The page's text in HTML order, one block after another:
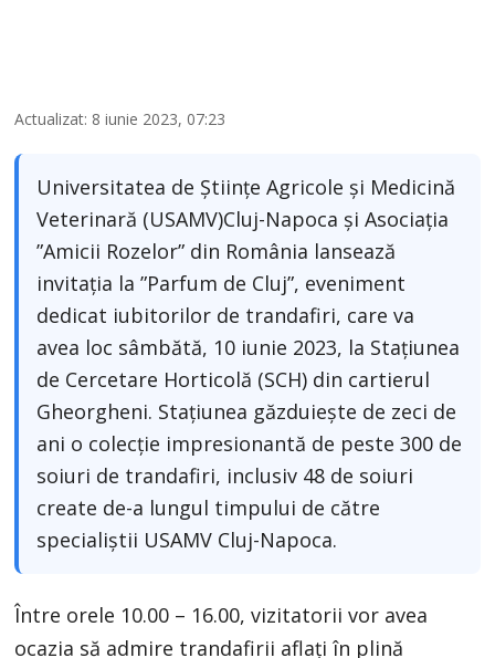
Actualizat: 8 iunie 2023, 07:23
Universitatea de Științe Agricole și Medicină
Veterinară (USAMV)Cluj-Napoca și Asociația
”Amicii Rozelor” din România lansează
invitația la ”Parfum de Cluj”, eveniment
dedicat iubitorilor de trandafiri, care va
avea loc sâmbătă, 10 iunie 2023, la Stațiunea
de Cercetare Horticolă (SCH) din cartierul
Gheorgheni. Stațiunea găzduiește de zeci de
ani o colecție impresionantă de peste 300 de
soiuri de trandafiri, inclusiv 48 de soiuri
create de-a lungul timpului de către
specialiștii USAMV Cluj-Napoca.
Între orele 10.00 – 16.00, vizitatorii vor avea
ocazia să admire trandafirii aflați în plină